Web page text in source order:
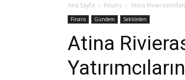
Ana Sayfa Finans Atina
Finans Gündem Sektörden
Atina